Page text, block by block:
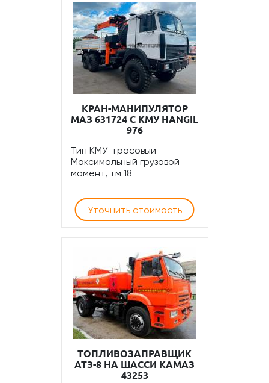
КРАН-МАНИПУЛЯТОР
МАЗ 631724 С КМУ HANGIL
976
Тип КМУ-тросовый
Максимальный грузовой
момент, тм 18
Уточнить стоимость
ТОПЛИВОЗАПРАВЩИК
АТЗ-8 НА ШАССИ КАМАЗ
43253